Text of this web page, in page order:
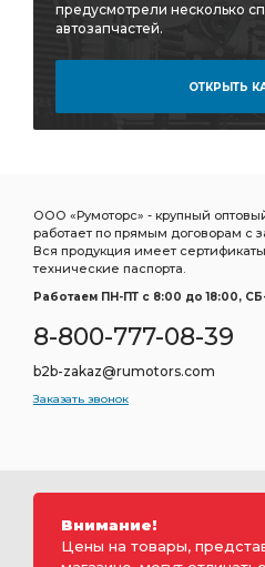
предусмотрели несколько
автозапчастей.
ОТКРЫТЬ
ООО «Румоторс» - крупный
работает по прямым договорам с
Вся продукция имеет
технические паспорта.
Работаем ПН-ПТ c 8:00 до 18:00,
8-800-777-08-39
b2b-zakaz@rumotors.com
Заказать звонок
Внимание!
Цены на товары,